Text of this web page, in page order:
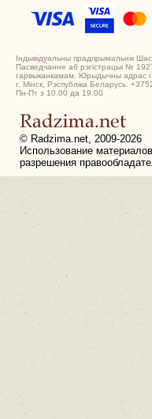
Індывідуальны прадпрымальнік
Пасведчанне аб рэгістрацыі №
гарвыканкамам. Юрыдычны адрас і
г. Мінск, Рэспубліка Беларусь.
Пн-Пт з 10.00 да 19.00
© Radzima.net, 2009-2026
Использование
разрешения